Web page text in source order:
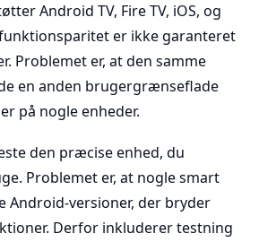
Android TV, Fire TV, iOS, og
er ikke garanteret
Problemet er, at den samme
en anden brugergrænseflade
på nogle enheder.
den præcise enhed, du
Problemet er, at nogle smart
Android-versioner, der bryder
Derfor inkluderer testning